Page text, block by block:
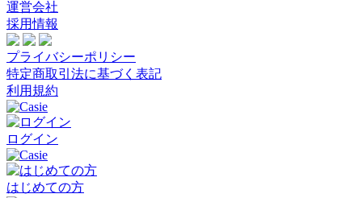
運営会社
採用情報
プライバシーポリシー
特定商取引法に基づく表記
利用規約
ログイン
はじめての方